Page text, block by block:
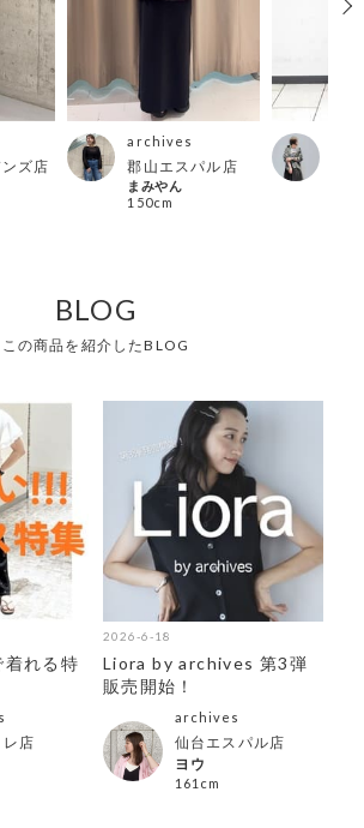
ズ店
archives
郡山エスパル店
まみやん
150cm
BLOG
この商品を紹介したBLOG
れる特
レ店
2026-6-18
Liora by archives 第3弾
販売開始！
archives
仙台エスパル店
ヨウ
161cm